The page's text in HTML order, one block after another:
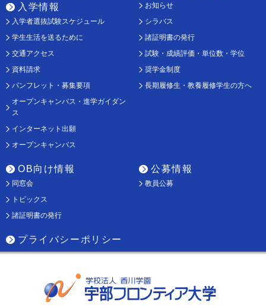
入学情報
入学者選抜試験スケジュール
学生生活を送るために
交通アクセス
資料請求
パンフレット・募集要項
オープンキャンパス・進学ガイダン
ス
インターネット出願
オープンキャンパス
お知らせ
シラバス
諸証明書の発行
試験・成績評価・単位数・学位
奨学金制度
長期履修生・教養履修学生の方へ
OB向け情報
同窓会
トピックス
諸証明書の発行
公募情報
教員公募
プライバシーポリシー